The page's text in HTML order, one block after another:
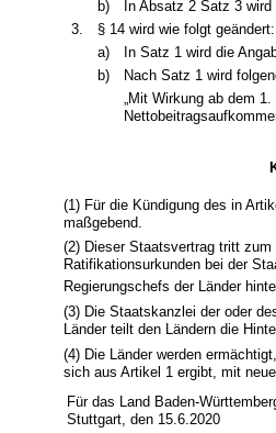
b)
In Absatz 2 Satz 3 wird
3.
§ 14 wird wie folgt geändert:
a)
In Satz 1 wird die
b)
Nach Satz 1 wird
„Mit Wirkung ab dem
(1) Für die Kündigung des in
maßgebend.
(2) Dieser Staatsvertrag tritt
Ratifikationsurkunden bei der
Regierungschefs der Länder
(3) Die Staatskanzlei der oder
Länder teilt den Ländern die
(4) Die Länder werden
sich aus Artikel 1 ergibt, mit
Für das Land Baden-
Stuttgart, den 15.6.2020